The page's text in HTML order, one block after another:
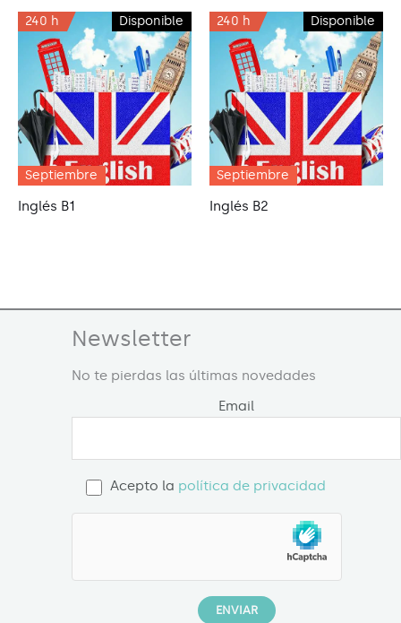
Septiembre
Disponible
240 h
Inglés B1
Septiembre
Disponible
240 h
Inglés B2
Newsletter
No te pierdas las últimas novedades
Email
Acepto la política de privacidad